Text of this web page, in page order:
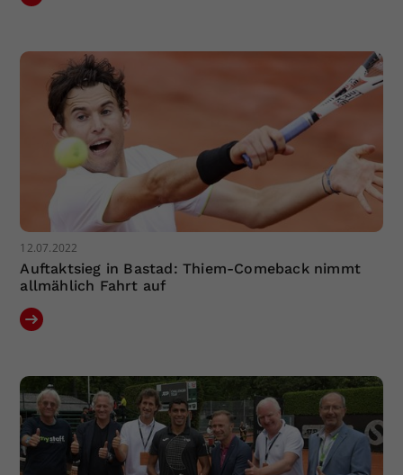
12.07.2022
Auftaktsieg in Bastad: Thiem-Comeback nimmt
allmählich Fahrt auf
Zweck
vorgenommen Einstellungen, falls der
Webseiten-Betreiber dies eingestellt